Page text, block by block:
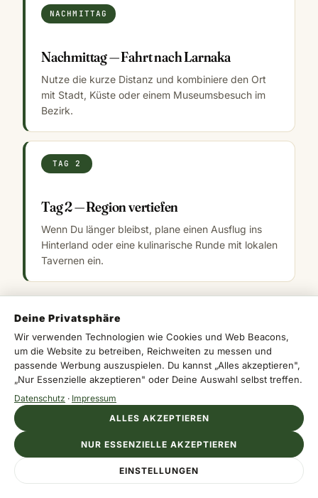
NACHMITTAG
Nachmittag — Fahrt nach Larnaka
Nutze die kurze Distanz und kombiniere den Ort
mit Stadt, Küste oder einem Museumsbesuch im
Bezirk.
TAG 2
Tag 2 — Region vertiefen
Wenn Du länger bleibst, plane einen Ausflug ins
Hinterland oder eine kulinarische Runde mit lokalen
Tavernen ein.
Das könnte dich auch interessieren
Zygi: Fischerdorf mit Küche und Küste
auf Zypern
Xylofagou zwischen Dorfleben und
Deine Privatsphäre
Wir verwenden Technologien wie Cookies und Web Beacons,
um die Website zu betreiben, Reichweiten zu messen und
passende Werbung auszuspielen. Du kannst „Alles akzeptieren",
„Nur Essenzielle akzeptieren" oder Deine Auswahl selbst treffen.
Datenschutz · Impressum
EINSTELLUNGEN
NUR ESSENZIELLE AKZEPTIEREN
ALLES AKZEPTIEREN